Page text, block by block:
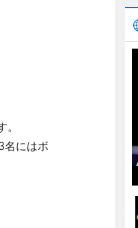
名にはボ